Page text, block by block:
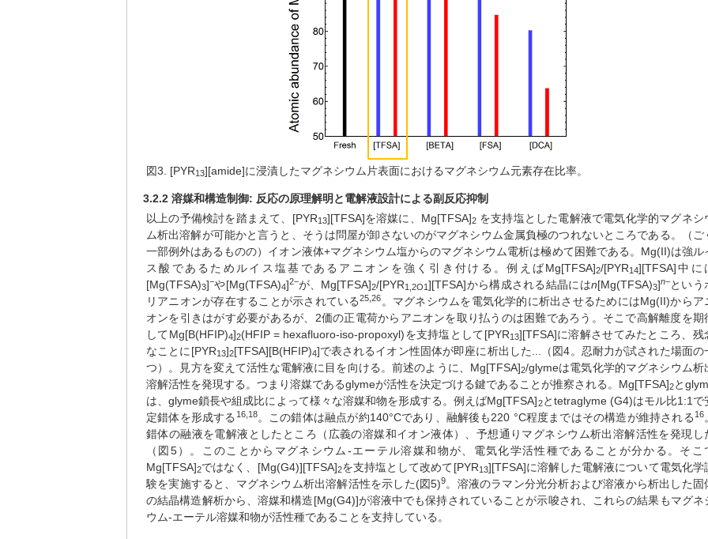
図3. [PYR13][amide]に浸漬したマグネシウム片表面におけるマグネシウム元素存在比率。
3.2.2 溶媒和構造制御: 反応の原理解明と電解液設計による副反応抑制
以上の予備検討を踏まえて、[PYR13][TFSA]を溶媒に、Mg[TFSA]2を支持塩とした電解液で電気化学的マグネシ
ム析出溶解が可能かと言うと、そうは問屋が卸さないのがマグネシウム金属負極のつれないところである。（ご
一部例外はあるものの）イオン液体+マグネシウム塩からのマグネシウム電析は極めて困難である。Mg(II)は強ル
ス酸であるためルイス塩基であるアニオンを強く引き付ける。例えばMg[TFSA]2/[PYR14][TFSA]中に
[Mg(TFSA)3]−や[Mg(TFSA)4]2−が、Mg[TFSA]2/[PYR1,2O1][TFSA]から構成される結晶にはn[Mg(TFSA)3]n−という
リアニオンが存在することが示されている25,26 。マグネシウムを電気化学的に析出させるためにはMg(II)からア
オンを引きはがす必要があるが、2価の正電荷からアニオンを取り払うのは困難であろう。そこで高解離度を期
してMg[B(HFIP)4]2(HFIP = hexafluoro-iso-propoxyl)を支持塩として[PYR13][TFSA]に溶解させてみたところ、残
なことに[PYR13]2[TFSA][B(HFIP)4]で表されるイオン性固体が即座に析出した...（図4。忍耐力が試された場面の
つ）。見方を変えて活性な電解液に目を向ける。前述のように、Mg[TFSA]2/glymeは電気化学的マグネシウム析
溶解活性を発現する。つまり溶媒であるglymeが活性を決定づける鍵であることが推察される。Mg[TFSA]2と
は、glyme鎖長や組成比によって様々な溶媒和物を形成する。例えばMg[TFSA]2とtetraglyme (G4)はモル比1:1で
定錯体を形成する 16,18。この錯体は融点が約140°Cであり、融解後も220 °C程度まではその構造が維持される 16
錯体の融液を電解液としたところ（広義の溶媒和イオン液体）、予想通りマグネシウム析出溶解活性を発現し
（図5）。このことからマグネシウム-エーテル溶媒和物が、電気化学活性種であることが分かる。そこ
Mg[TFSA]2ではなく、[Mg(G4)][TFSA]2を支持塩として改めて[PYR13][TFSA]に溶解した電解液について電気化学
験を実施すると、マグネシウム析出溶解活性を示した(図5)9。溶液のラマン分光分析および溶液から析出した固
の結晶構造解析から、溶媒和構造[Mg(G4)]が溶液中でも保持されていることが示唆され、これらの結果もマグネ
ウム-エーテル溶媒和物が活性種であることを支持している。